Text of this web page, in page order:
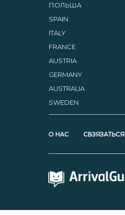
ПОЛЬША
SPAIN
ITALY
FRANCE
AUSTRIA
GERMANY
AUSTRALIA
SWEDEN
О НАС СВЗЯЗАТЬСЯ